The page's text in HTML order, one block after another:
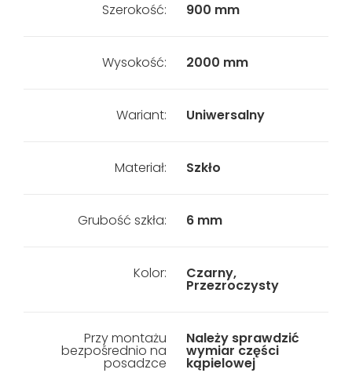
Szerokość: 900 mm
Wysokość: 2000 mm
Wariant: Uniwersalny
Materiał: Szkło
Grubość szkła: 6 mm
Kolor: Czarny,
Przezroczysty
Przy montażu
bezpośrednio na
posadzce
Należy sprawdzić
wymiar części
kąpielowej